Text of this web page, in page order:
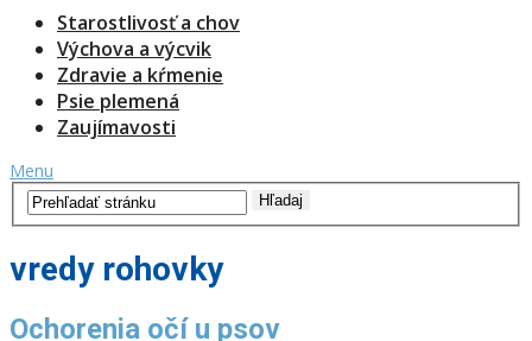
Starostlivosť a chov
Výchova a výcvik
Zdravie a kŕmenie
Psie plemená
Zaujímavosti
Menu
vredy rohovky
Ochorenia očí u psov